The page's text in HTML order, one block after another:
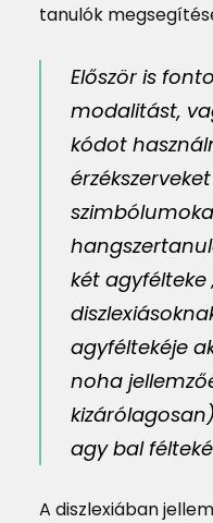
tanulók
Először is
modalitást,
kódot
két agyfélteke
agyféltekéje
noha
agy bal
A diszlexiában